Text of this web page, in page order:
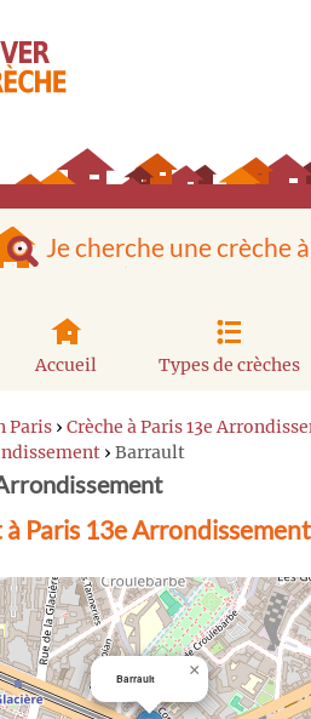
Je cherche une crèche à
Accueil Types de crèches
Paris › Crèche à Paris 13e
› Barrault
Paris 13e Arrondissement
Barrault ×